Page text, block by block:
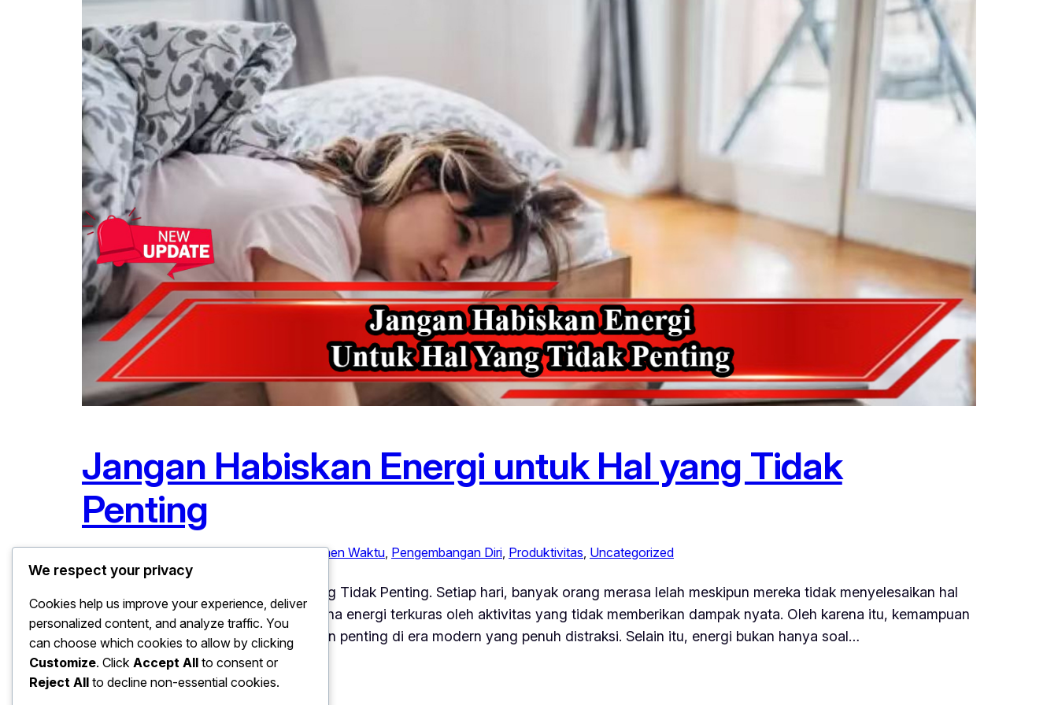
Jangan Habiskan Energi untuk Hal yang Tidak
Penting
Januari 3, 2026Kesehatan Mental, Manajemen Waktu, Pengembangan Diri, Produktivitas, Uncategorized
Jangan Habiskan Energi untuk Hal yang Tidak Penting. Setiap hari, banyak orang merasa lelah meskipun mereka tidak menyelesaikan hal
penting. Kondisi ini sering muncul karena energi terkuras oleh aktivitas yang tidak memberikan dampak nyata. Oleh karena itu, kemampuan
melindungi energi menjadi keterampilan penting di era modern yang penuh distraksi. Selain itu, energi bukan hanya soal…
We respect your privacy
Cookies help us improve your experience, deliver
personalized content, and analyze traffic. You
can choose which cookies to allow by clicking
Customize. Click Accept All to consent or
Reject All to decline non-essential cookies.